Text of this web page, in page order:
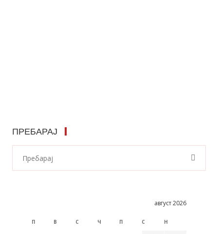
ПРЕБАРАЈ
август 2026
П В С Ч П С Н